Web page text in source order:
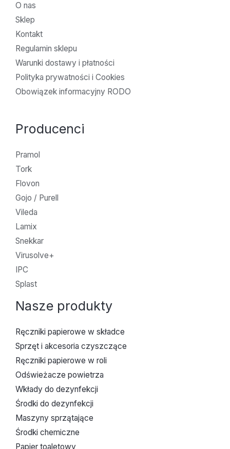
O nas
Sklep
Kontakt
Regulamin sklepu
Warunki dostawy i płatności
Polityka prywatności i Cookies
Obowiązek informacyjny RODO
Producenci
Pramol
Tork
Flovon
Gojo / Purell
Vileda
Lamix
Snekkar
Virusolve+
IPC
Splast
Nasze produkty
Ręczniki papierowe w składce
Sprzęt i akcesoria czyszczące
Ręczniki papierowe w roli
Odświeżacze powietrza
Wkłady do dezynfekcji
Środki do dezynfekcji
Maszyny sprzątające
Środki chemiczne
Papier toaletowy